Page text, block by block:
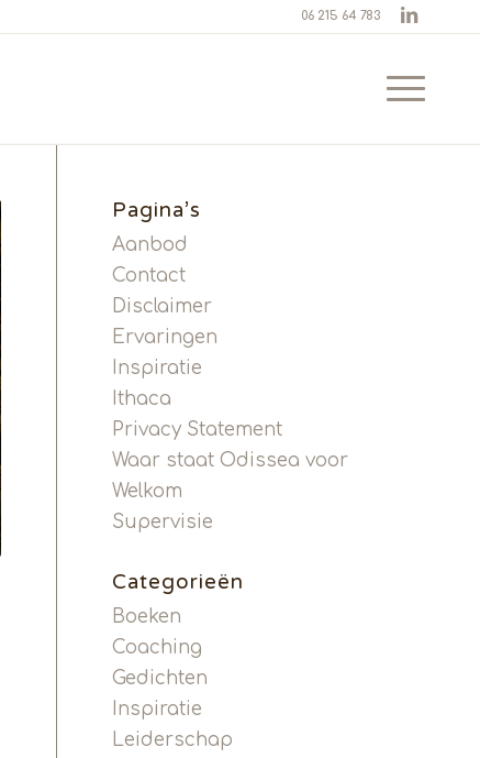
06 215 64 783
Pagina’s
Aanbod
Contact
Disclaimer
Ervaringen
Inspiratie
Ithaca
Privacy Statement
Waar staat Odissea voor
Welkom
Supervisie
Categorieën
Boeken
Coaching
Gedichten
Inspiratie
Leiderschap